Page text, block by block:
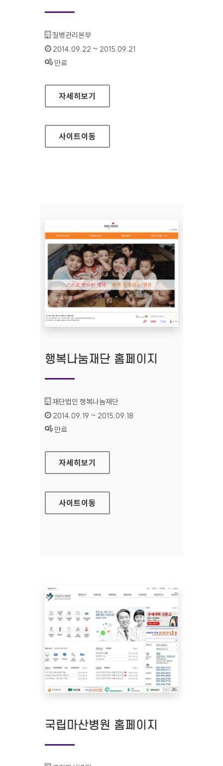
기관명 :
질병관리본부
인증기간 :
2014.09.22 ~ 2015.09.21
상태 :
만료
장기이식관리센터 홈페이지
자세히보기
사이트이동
행복나눔재단 홈페이지
기관명 :
재단법인 행복나눔재단
인증기간 :
2014.09.19 ~ 2015.09.18
상태 :
만료
행복나눔재단 홈페이지
자세히보기
사이트이동
국립마산병원 홈페이지